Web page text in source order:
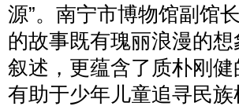
源”。南宁市博物馆副馆
的故事既有瑰丽浪漫的
叙述，更蕴含了质朴刚
有助于少年儿童追寻民